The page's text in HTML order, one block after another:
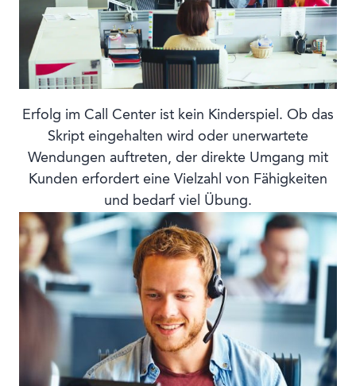
Erfolg im Call Center ist kein Kinderspiel. Ob das
Skript eingehalten wird oder unerwartete
Wendungen auftreten, der direkte Umgang mit
Kunden erfordert eine Vielzahl von Fähigkeiten
und bedarf viel Übung.